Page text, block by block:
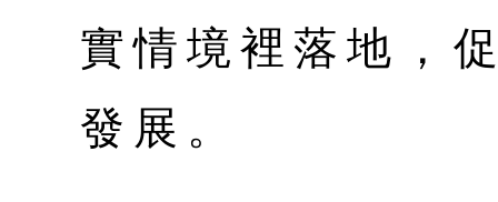
實情境裡落地，
發展。